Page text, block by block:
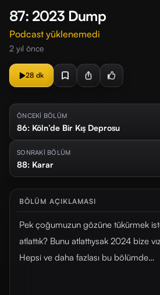
87: 2023 Dump
Podcast yüklenemedi
2 yıl önce
28 dk
ÖNCEKİ BÖLÜM
86: Köln’de Bir Kış Deprosu
SONRAKİ BÖLÜM
88: Karar
BÖLÜM AÇIKLAMASI
Pek çoğumuzun gözüne tükürmek
atlattık? Bunu atlattıysak 2024 bize
Hepsi ve daha fazlası bu bölümde…